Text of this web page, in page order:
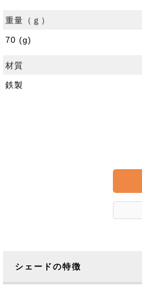
重量（ｇ）
70 (g)
材質
鉄製
シェードの特徴